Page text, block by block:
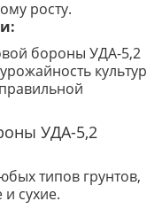
росту.
бороны УДА-5,2
культур
УДА-5,2
типов грунтов,
сухие.